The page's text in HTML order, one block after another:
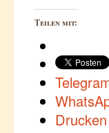
Teilen mit:
Drucken